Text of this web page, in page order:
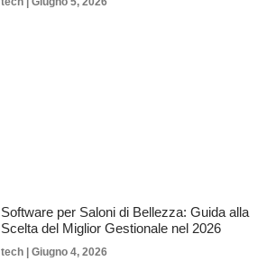
Software per Saloni di Bellezza: Guida alla
Scelta del Miglior Gestionale nel 2026
tech Giugno 4, 2026